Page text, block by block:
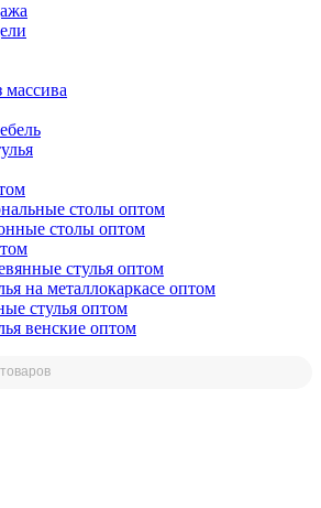
массива
столы оптом
столы оптом
стулья оптом
на металлокаркасе оптом
стулья оптом
венские оптом